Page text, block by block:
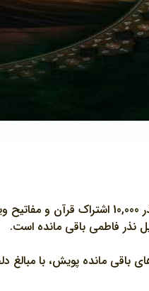
آغاز شده است و
باقی مانده پویش، با مبالغ